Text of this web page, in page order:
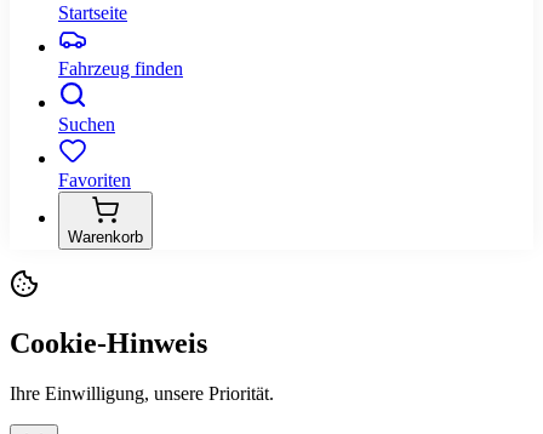
Startseite
Fahrzeug finden
Suchen
Favoriten
Warenkorb
Cookie-Hinweis
Ihre Einwilligung, unsere Priorität.